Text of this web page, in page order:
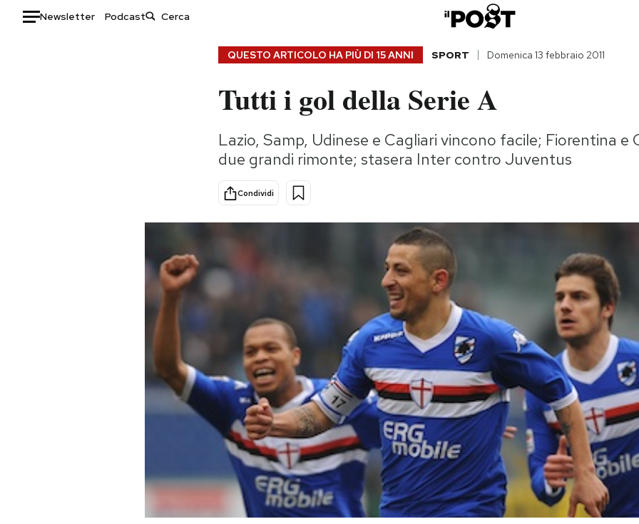
Newsletter Podcast
Consumismi
Storie/Idee
Ok Boomer!
Media
Altrecose
Mondiali calcio 2026
QUESTO ARTICOLO HA PIÙ DI 15 ANNI SPORT Domenica 13 febbraio 2011
Tutti i gol della Serie A
Lazio, Samp, Udinese e Cagliari vincono facile; Fiorentina e
due grandi rimonte; stasera Inter contro Juventus
Condividi